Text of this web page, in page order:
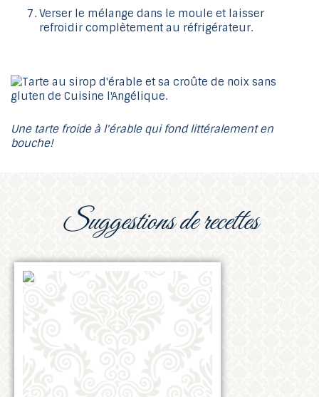
Verser le mélange dans le moule et laisser
refroidir complètement au réfrigérateur.
Une tarte froide à l'érable qui fond littéralement en
bouche!
suggestions de recettes